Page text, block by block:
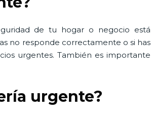
de tu hogar o negocio está
no responde correctamente o si has
urgentes. También es importante
urgente?